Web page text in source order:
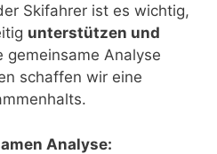
Skifahrer ist es wichtig,
unterstützen und
gemeinsame Analyse
schaffen wir eine
Analyse: